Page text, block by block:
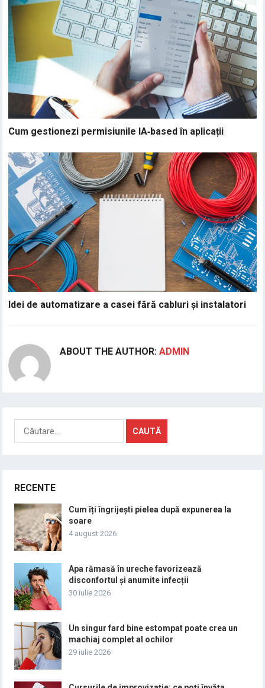
Cum gestionezi permisiunile IA‑based în aplicații
Idei de automatizare a casei fără cabluri și instalatori
ABOUT THE AUTHOR:ADMIN
Caută
după:
RECENTE
Cum îți îngrijești pielea după expunerea la
soare
4 august 2026
Apa rămasă în ureche favorizează
disconfortul și anumite infecții
30 iulie 2026
Un singur fard bine estompat poate crea un
machiaj complet al ochilor
29 iulie 2026